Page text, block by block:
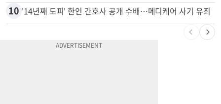
9 콘도 사기 더 어려워진다…모든 융자 ‘전체 심사’
'14년째 도피' 한인 간호사 공개 수배…메디케어 사기 유죄